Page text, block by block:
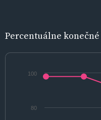
Percentuálne konečné
80
100